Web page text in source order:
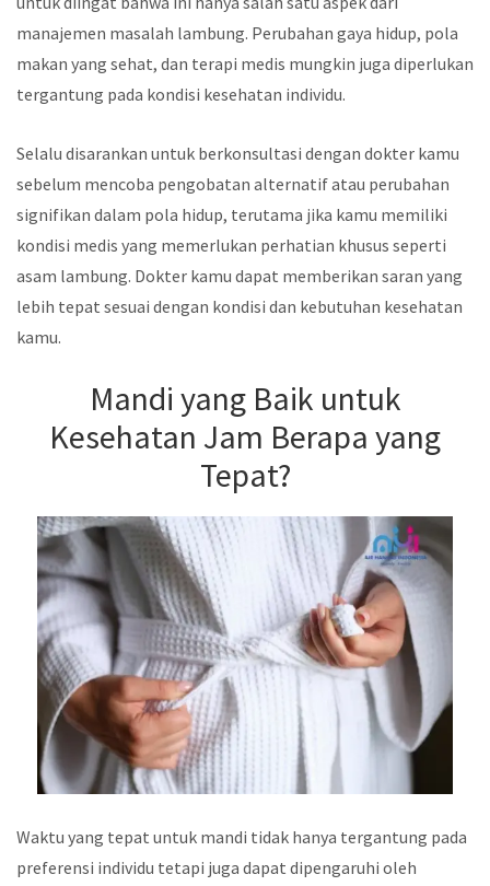
manajemen masalah lambung. Perubahan gaya hidup, pola
makan yang sehat, dan terapi medis mungkin juga diperlukan
tergantung pada kondisi kesehatan individu.
Selalu disarankan untuk berkonsultasi dengan dokter kamu
sebelum mencoba pengobatan alternatif atau perubahan
signifikan dalam pola hidup, terutama jika kamu memiliki
kondisi medis yang memerlukan perhatian khusus seperti
asam lambung. Dokter kamu dapat memberikan saran yang
lebih tepat sesuai dengan kondisi dan kebutuhan kesehatan
kamu.
Mandi yang Baik untuk
Kesehatan Jam Berapa yang
Tepat?
Waktu yang tepat untuk mandi tidak hanya tergantung pada
preferensi individu tetapi juga dapat dipengaruhi oleh